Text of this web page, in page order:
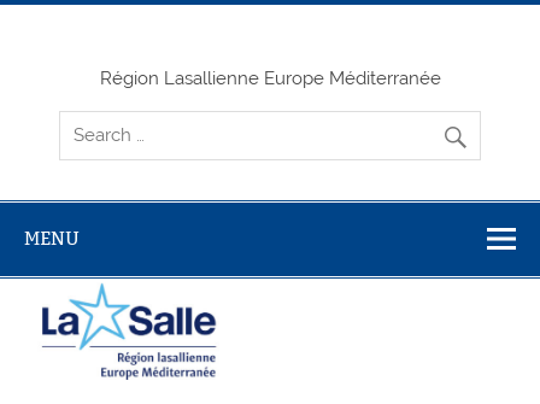
Skip
Région Lasallienne Europe Méditerranée
MENU